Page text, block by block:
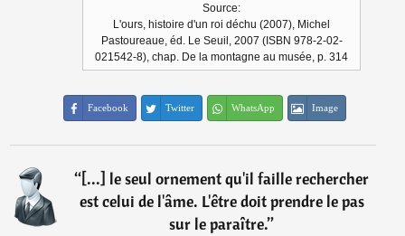
Source:
L'ours, histoire d'un roi déchu (2007), Michel
Pastoureaue, éd. Le Seuil, 2007 (ISBN 978-2-02-
021542-8), chap. De la montagne au musée, p. 314
Facebook Twitter WhatsApp Image
“[...] le seul ornement qu'il faille rechercher
est celui de l'âme. L'être doit prendre le pas
sur le paraître.”